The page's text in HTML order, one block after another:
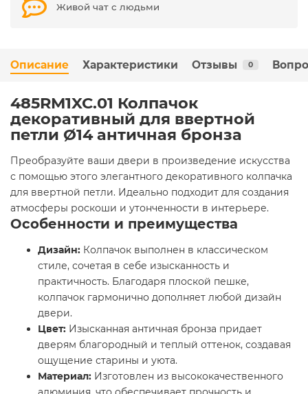
Живой чат с людьми
Описание Характеристики Отзывы 0
485RM1XC.01 Колпачок
декоративный для ввертной
петли Ø14 античная бронза
Преобразуйте ваши двери в произведение искусства
с помощью этого элегантного декоративного колпачка
для ввертной петли. Идеально подходит для создания
атмосферы роскоши и утонченности в интерьере.
Особенности и преимущества
Дизайн: Колпачок выполнен в классическом
стиле, сочетая в себе изысканность и
практичность. Благодаря плоской пешке,
колпачок гармонично дополняет любой дизайн
двери.
Цвет: Изысканная античная бронза придает
дверям благородный и теплый оттенок, создавая
ощущение старины и уюта.
Материал: Изготовлен из высококачественного